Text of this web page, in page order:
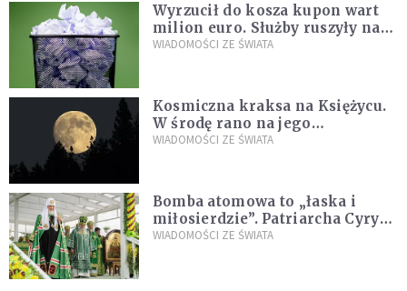
Wyrzucił do kosza kupon wart
milion euro. Służby ruszyły na
poszukiwania
WIADOMOŚCI ZE ŚWIATA
Kosmiczna kraksa na Księżycu.
W środę rano na jego
powierzchni dojdzie do
WIADOMOŚCI ZE ŚWIATA
Bomba atomowa to „łaska i
miłosierdzie”. Patriarcha Cyryl
wychwala Putina
WIADOMOŚCI ZE ŚWIATA